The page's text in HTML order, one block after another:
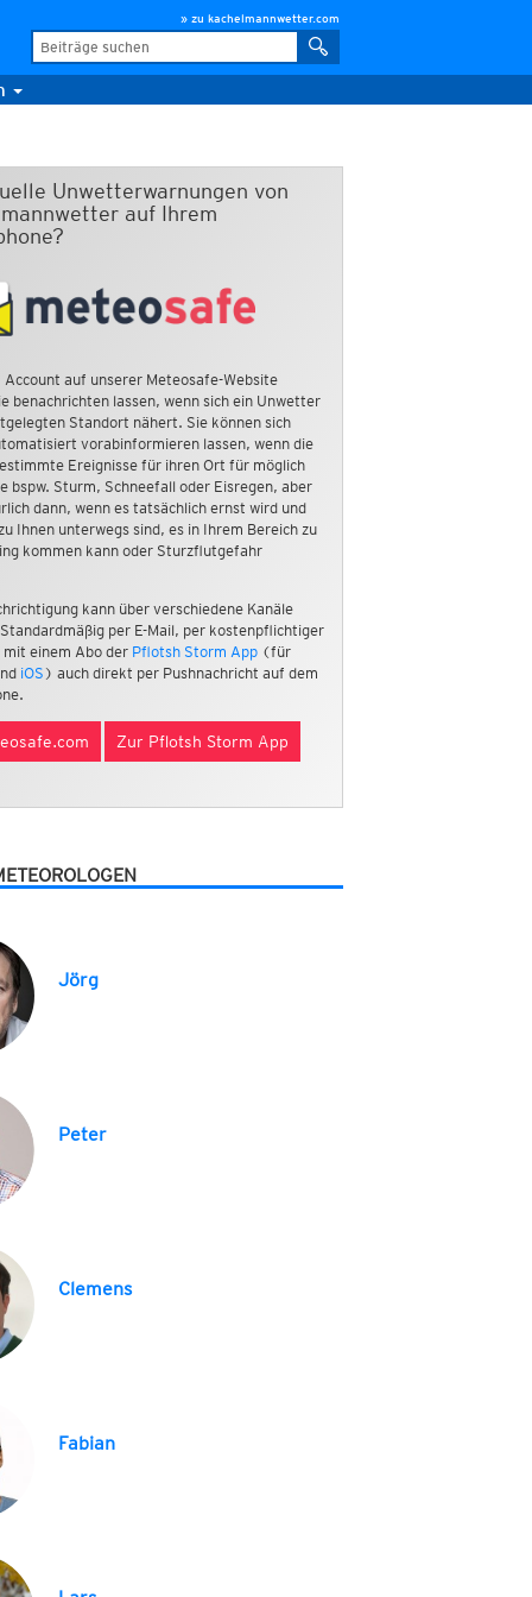
» zu kachelmannwetter.com
Unwetterwarnungen von
auf Ihrem
Account auf unserer Meteosafe-Website
benachrichten lassen, wenn sich ein Unwetter
Standort nähert. Sie können sich
vorabinformieren lassen, wenn die
Ereignisse für ihren Ort für möglich
bspw. Sturm, Schneefall oder Eisregen, aber
dann, wenn es tatsächlich ernst wird und
Ihnen unterwegs sind, es in Ihrem Bereich zu
kommen kann oder Sturzflutgefahr
kann über verschiedene Kanäle
per E-Mail, per kostenpflichtiger
mit einem Abo der Pflotsh Storm App(für
iOS ) auch direkt per Pushnachricht auf dem
Zur Pflotsh Storm App
Jörg
Peter
Clemens
Fabian